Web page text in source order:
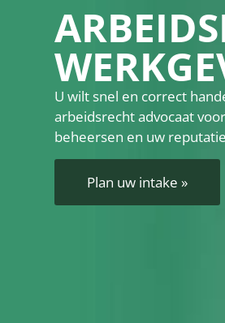
U wilt snel en correct
arbeidsrecht advocaat
beheersen en uw
Plan uw intake »